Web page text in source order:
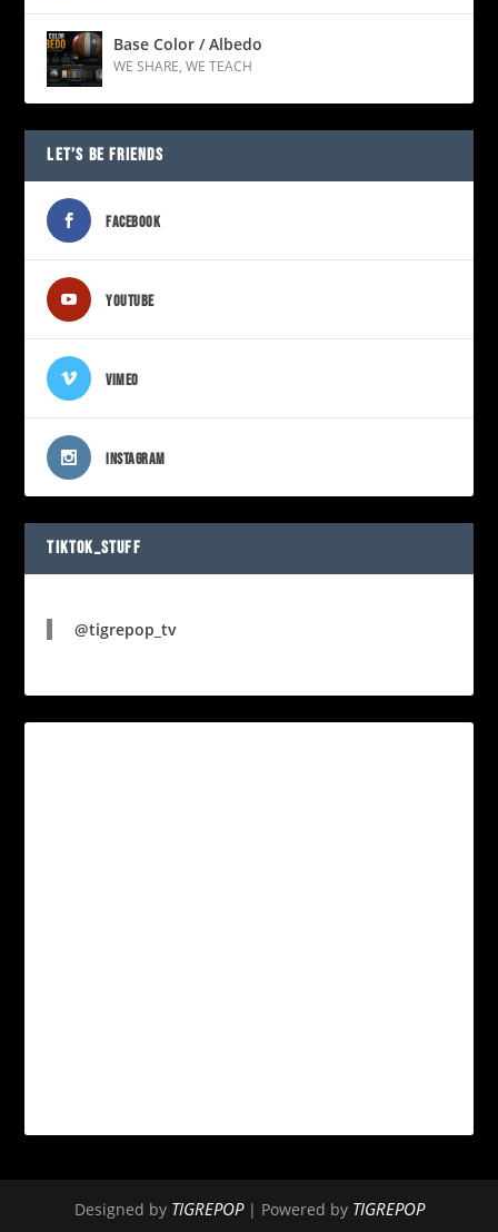
Base Color / Albedo
WE SHARE,WE TEACH
LET’S BE FRIENDS
FACEBOOK
YOUTUBE
VIMEO
INSTAGRAM
TIKTOK_STUFF
@tigrepop_tv
Designed by TIGREPOP| Powered by TIGREPOP